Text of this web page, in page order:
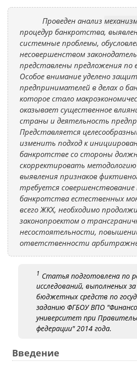
Проведен анализ
процедур банкротства,
системные проблемы,
несовершенством
представлены предложения по
Особое внимание уделено
предпринимателей в делах о
которое стало
оказывает существенное
страны и деятельность
Представляется
изменить подход к
банкротстве со стороны
скорректировать
выявления признаков
требуется совершенствование
банкротства естественных
всего ЖКХ, необходимо
законопроектом о
несостоятельности,
ответственности
1 Статья подготовлена по
исследований, выполненых
бюджетных средств по
заданию ФГБОУ ВПО
университет при
федерации" 2014 года.
Введение